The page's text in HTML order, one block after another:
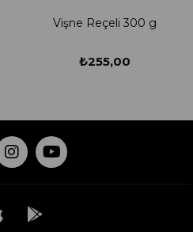
Vişne Reçeli 300 g
₺255,00